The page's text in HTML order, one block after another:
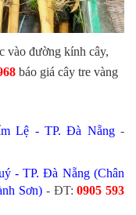
vào đường kính cây,
báo giá cây tre vàng
Lệ - TP. Đà Nẵng-
- TP. Đà Nẵng (Chân
Sơn) - ĐT:0905 593